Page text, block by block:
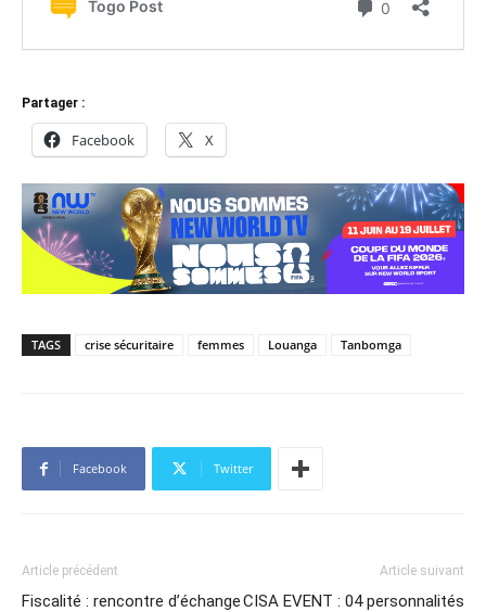
Partager :
Facebook X
TAGS crise sécuritaire femmes Louanga Tanbomga
Facebook Twitter
Article précédent
Fiscalité : rencontre d’échange
Article suivant
CISA EVENT : 04 personnalités